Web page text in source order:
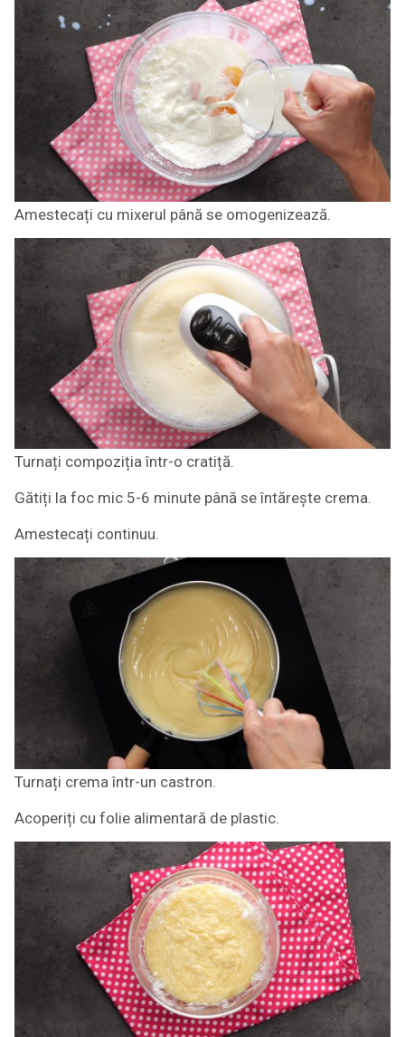
Amestecați cu mixerul până se omogenizează.
Turnați compoziția într-o cratiță.
Gătiți la foc mic 5-6 minute până se întărește crema.
Amestecați continuu.
Turnați crema într-un castron.
Acoperiți cu folie alimentară de plastic.